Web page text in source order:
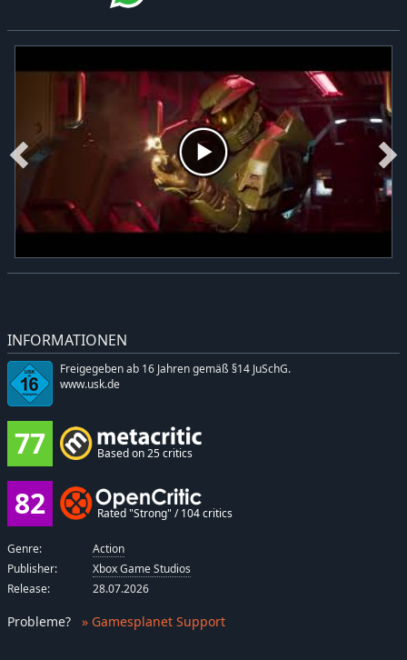
INFORMATIONEN
Freigegeben ab 16 Jahren gemäß §14 JuSchG.
www.usk.de
77 Based on 25 critics
82 Rated "Strong" / 104 critics
Genre:
Action
Publisher:
Xbox Game Studios
Release:
28.07.2026
Probleme? » Gamesplanet Support